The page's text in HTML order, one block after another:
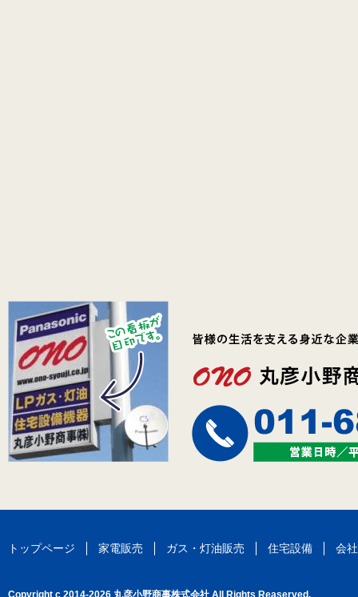
トップページ 家電販売 ガス・灯油販売 住宅設備 会
Copyright c 2014-2026 丸彦小野商事株式会社 All Rights Reaserved.